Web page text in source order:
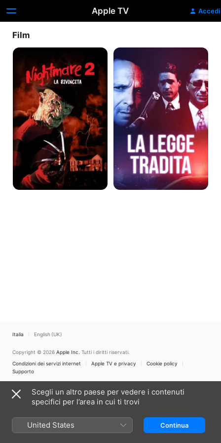
Apple TV Accedi
Film
Nightmare
Rivincita
La
legge
tradita
Italia English (UK)
Copyright © 2026 Apple Inc. Tutti i diritti riservati.
Condizioni dei servizi internet
Apple TV e privacy
Cookie policy
Supporto
Scegli un altro paese per vedere i contenuti
specifici per l’area in cui ti trovi
United States Continua